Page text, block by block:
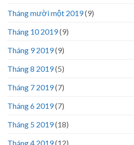
Tháng mười một 2019(9)
Tháng 10 2019(9)
Tháng 9 2019(9)
Tháng 8 2019(5)
Tháng 7 2019(7)
Tháng 6 2019(7)
Tháng 5 2019(18)
Tháng 4 2019(12)